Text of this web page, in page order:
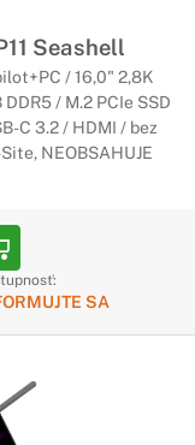
Seashell
/ 16,0" 2,8K
/ M.2 PCIe SSD
C 3.2 / HDMI / bez
NEOBSAHUJE
SA